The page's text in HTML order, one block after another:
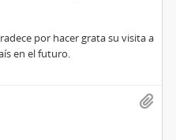
por hacer grata su visita a
en el futuro.